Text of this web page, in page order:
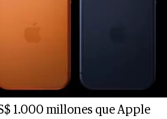
1.000 millones que Apple